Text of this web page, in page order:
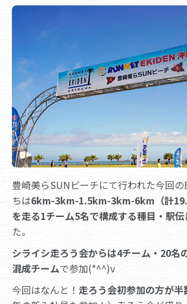
豊崎美らSUNビーチにて行われた今回の
ちは6km-3km-1.5km-3km-6km（計
を走る1チーム5名で構成する種目・駅伝
た。
シライシ走ろう会からは4チーム・20名
混成チームで参加(*^^)v
今回はなんと！ 走ろう会初参加の方が半